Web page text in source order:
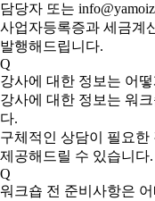
담당자 또는
사업자등록증과 세금계
발행해드립니다.
Q
강사에 대한 정보는 어
강사에 대한 정보는 워
다.
구체적인 상담이 필요한
제공해드릴 수 있습니다.
Q
워크숍 전 준비사항은